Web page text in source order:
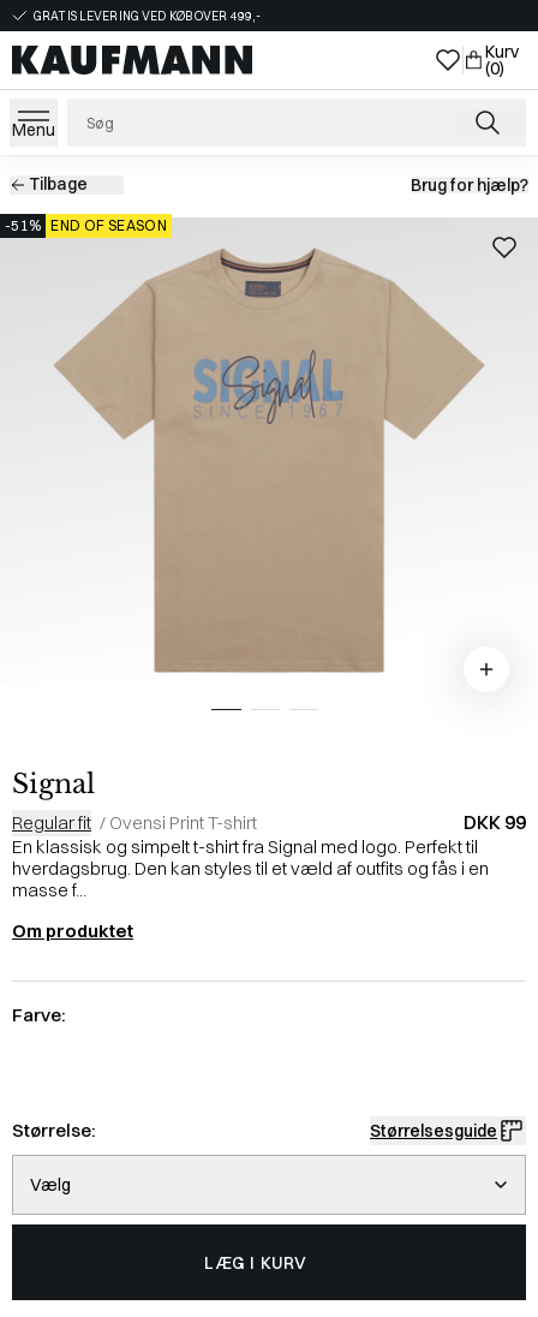
GRATIS LEVERING VED KØB OVER 499,-
Kurv
(0)
Menu
Tilbage Brug for hjælp?
-51% END OF SEASON
Signal
Regular fit / Ovensi Print T-shirt DKK 99
En klassisk og simpelt t-shirt fra Signal med logo. Perfekt til
hverdagsbrug. Den kan styles til et væld af outfits og fås i en
masse f...
Om produktet
Farve:
Størrelse: Størrelsesguide
Vælg
LÆG I KURV